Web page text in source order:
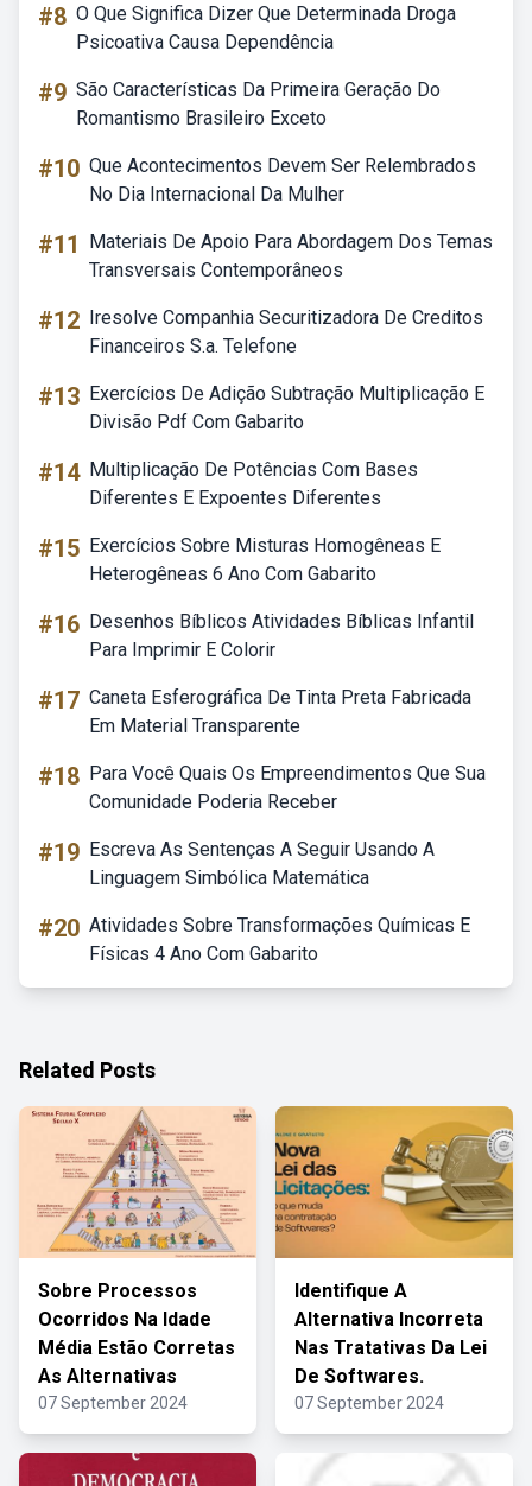
#8 O Que Significa Dizer Que Determinada Droga
Psicoativa Causa Dependência
#9 São Características Da Primeira Geração Do
Romantismo Brasileiro Exceto
#10 Que Acontecimentos Devem Ser Relembrados
No Dia Internacional Da Mulher
#11
Materiais De Apoio Para Abordagem Dos Temas
Transversais Contemporâneos
#12 Iresolve Companhia Securitizadora De Creditos
Financeiros S.a. Telefone
#13 Exercícios De Adição Subtração Multiplicação E
Divisão Pdf Com Gabarito
#14 Multiplicação De Potências Com Bases
Diferentes E Expoentes Diferentes
#15 Exercícios Sobre Misturas Homogêneas E
Heterogêneas 6 Ano Com Gabarito
#16 Desenhos Bíblicos Atividades Bíblicas Infantil
Para Imprimir E Colorir
#17 Caneta Esferográfica De Tinta Preta Fabricada
Em Material Transparente
#18 Para Você Quais Os Empreendimentos Que Sua
Comunidade Poderia Receber
#19 Escreva As Sentenças A Seguir Usando A
Linguagem Simbólica Matemática
#20 Atividades Sobre Transformações Químicas E
Físicas 4 Ano Com Gabarito
Related Posts
Sobre Processos
Ocorridos Na Idade
Média Estão Corretas
As Alternativas
07 September 2024
Identifique A
Alternativa Incorreta
Nas Tratativas Da Lei
De Softwares.
07 September 2024